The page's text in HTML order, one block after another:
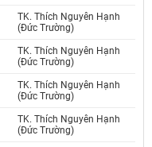
TK. Thích Nguyên Hạnh
(Đức Trường)
TK. Thích Nguyên Hạnh
(Đức Trường)
TK. Thích Nguyên Hạnh
(Đức Trường)
TK. Thích Nguyên Hạnh
(Đức Trường)